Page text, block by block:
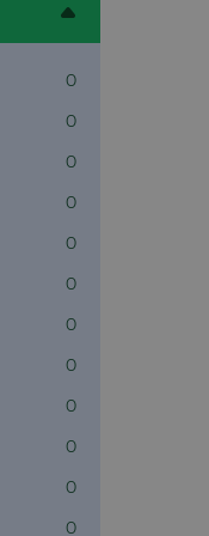
0
0
0
0
0
0
0
0
0
0
0
0